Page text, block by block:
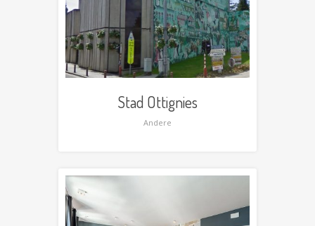
Stad Ottignies
Andere